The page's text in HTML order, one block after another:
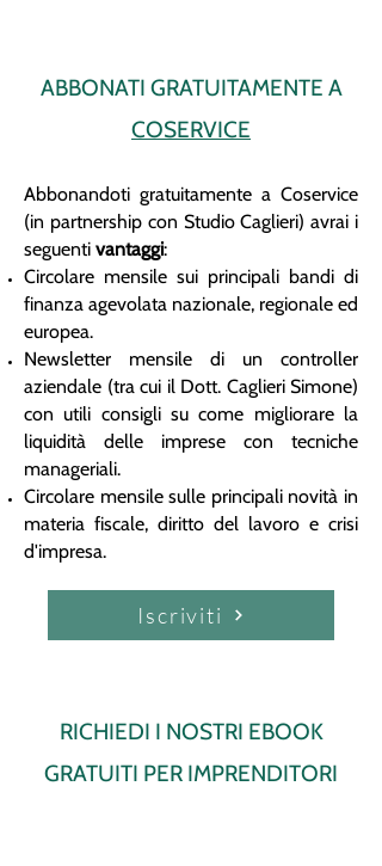
ABBONATI GRATUITAMENTE A
COSERVICE
Abbonandoti gratuitamente a Coservice
(in partnership con Studio Caglieri) avrai i
seguenti vantaggi:
Circolare mensile sui principali bandi di
finanza agevolata nazionale, regionale ed
europea.
Newsletter mensile di un controller
aziendale (tra cui il Dott. Caglieri Simone)
con utili consigli su come migliorare la
liquidità delle imprese con tecniche
manageriali.
Circolare mensile sulle principali novità in
materia fiscale, diritto del lavoro e crisi
d'impresa.
Iscriviti
RICHIEDI I NOSTRI EBOOK
GRATUITI PER IMPRENDITORI